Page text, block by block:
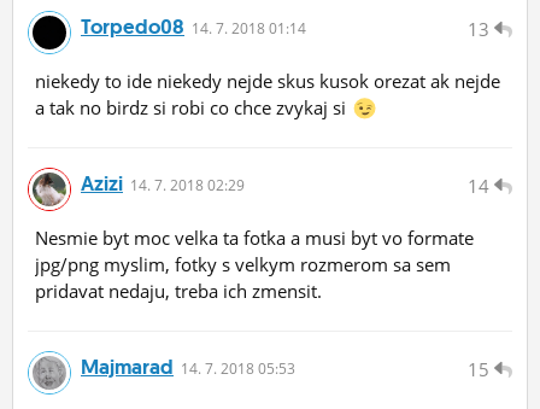
13
Torpedo08 14. 7. 2018 01:14
niekedy to ide niekedy nejde skus kusok orezat ak nejde
a tak no birdz si robi co chce zvykaj si
14
Azizi 14. 7. 2018 02:29
Nesmie byt moc velka ta fotka a musi byt vo formate
jpg/png myslim, fotky s velkym rozmerom sa sem
pridavat nedaju, treba ich zmensit.
15
Majmarad 14. 7. 2018 05:53